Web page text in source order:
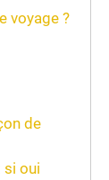
voyage ?
de
si oui